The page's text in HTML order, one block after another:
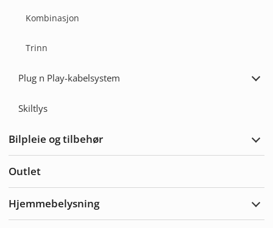
Kombinasjon
Trinn
Plug n Play-kabelsystem
Utvid
Skiltlys
Bilpleie og tilbehør
Utvid
Outlet
Hjemmebelysning
Utvid